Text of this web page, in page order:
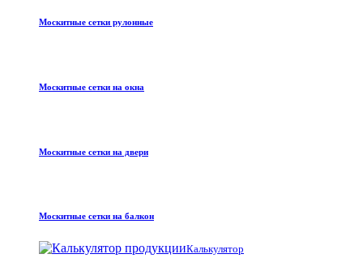
Москитные сетки рулонные
Москитные сетки на окна
Москитные сетки на двери
Москитные сетки на балкон
Калькулятор